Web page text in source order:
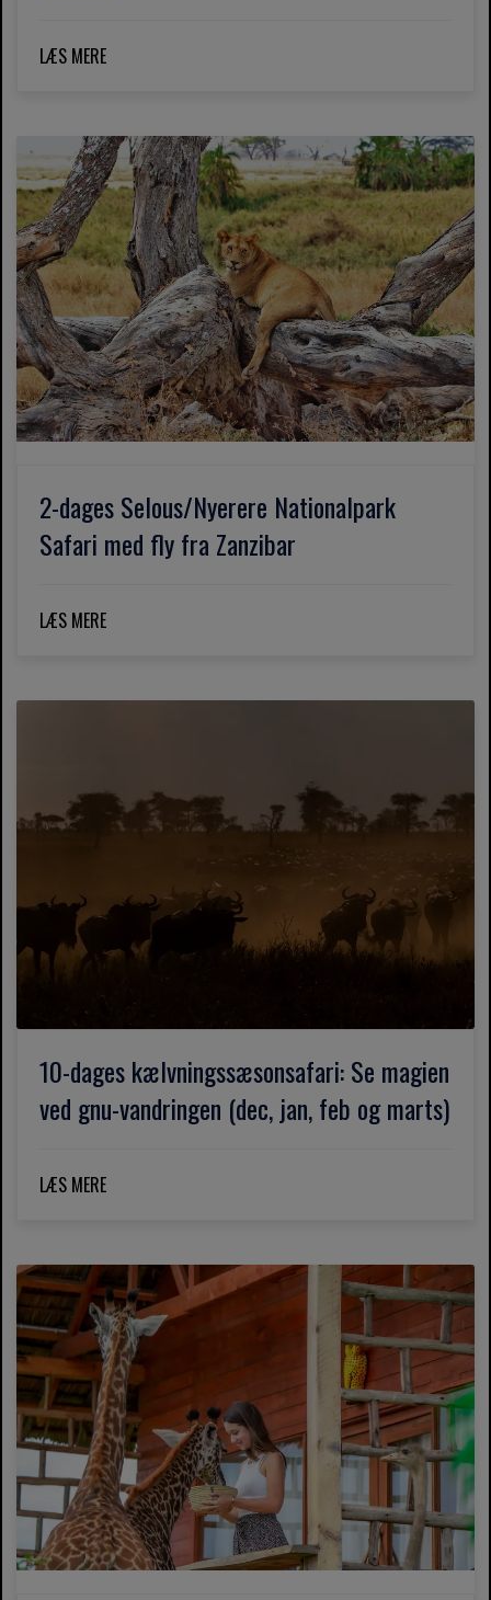
LÆS MERE
2-dages Selous/Nyerere Nationalpark
Safari med fly fra Zanzibar
LÆS MERE
10-dages kælvningssæsonsafari: Se magien
ved gnu-vandringen (dec, jan, feb og marts)
LÆS MERE